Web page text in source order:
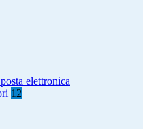
elettronica
12